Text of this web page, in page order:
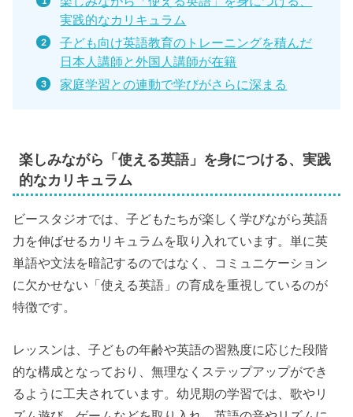
実践的なカリキュラム
子ども向け英語教育のトレーニングを積んだ
日本人講師と外国人講師が在籍
家庭学習との連動で学びがさらに深まる
楽しみながら「使える英語」を身につける、実践
的なカリキュラム
ビースタジオでは、子どもたちが楽しく学びながら英語
力を伸ばせるカリキュラムを取り入れています。単に英
単語や文法を暗記するのではなく、コミュニケーション
に欠かせない「使える英語」の育成を重視しているのが
特徴です。
レッスンは、子どもの年齢や英語の習熟度に応じた段階
的な構成となっており、無理なくステップアップができ
るように工夫されています。幼児期の学習では、歌やリ